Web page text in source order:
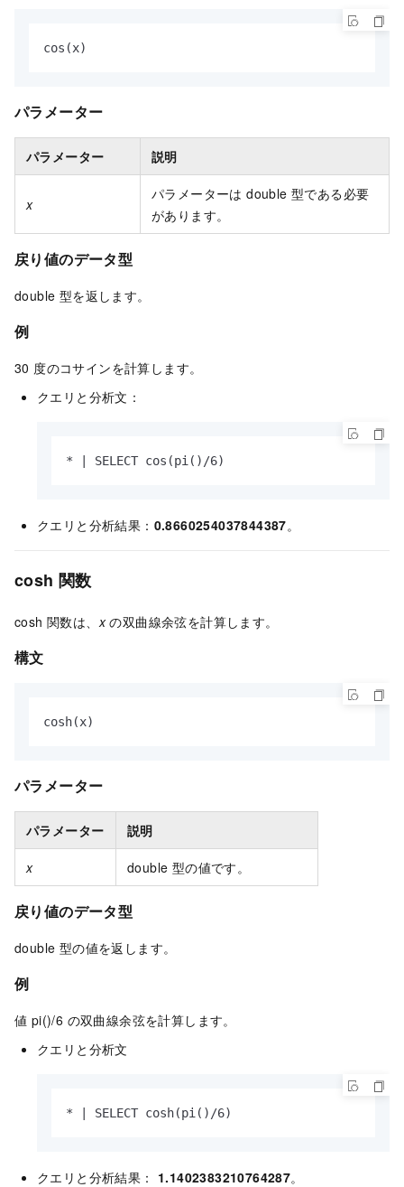
cos(x)
パラメーター
パラメーター 説明
x
パラメーターは double 型である必要
があります。
戻り値のデータ型
double 型を返します。
例
30 度のコサインを計算します。
クエリと分析文：
* | SELECT cos(pi()/6)
クエリと分析結果： 0.8660254037844387。
cosh 関数
cosh 関数は、xの双曲線余弦を計算します。
構文
cosh(x)
パラメーター
パラメーター 説明
x double 型の値です。
戻り値のデータ型
double 型の値を返します。
例
値 pi()/6 の双曲線余弦を計算します。
クエリと分析文
* | SELECT cosh(pi()/6)
クエリと分析結果： 1.1402383210764287。